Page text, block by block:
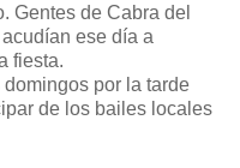
Gentes de Cabra del
ese día a
fiesta.
por la tarde
de los bailes locales